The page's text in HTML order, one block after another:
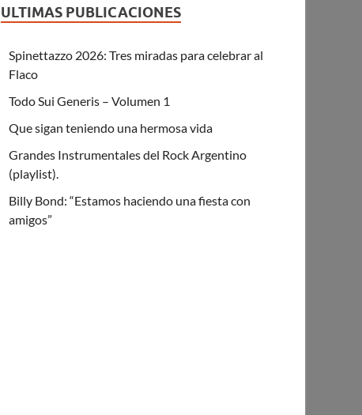
ULTIMAS PUBLICACIONES
Spinettazzo 2026: Tres miradas para celebrar al
Flaco
Todo Sui Generis – Volumen 1
Que sigan teniendo una hermosa vida
Grandes Instrumentales del Rock Argentino
(playlist).
Billy Bond: “Estamos haciendo una fiesta con
amigos”